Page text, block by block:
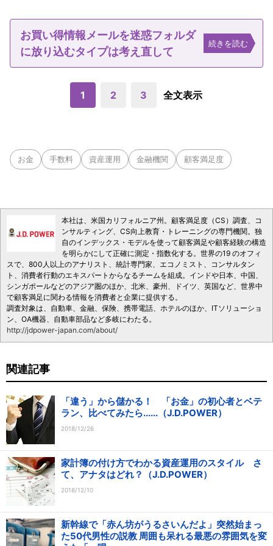
お買い得情報メールを迷惑フォルダ
に放り込むタイプは考え直して
続きを読む
1 2 3 全文表示
お金 手数料 資産運用 金融機関 顧客満足度
本社は、米国カリフォルニア州。顧客満足度（CS）調査、コ
ンサルティング、CS向上教育・トレーニングの専門機関。独
自のインデックス・モデルを使って顧客満足や顧客経験の構造
を明らかにして正確に測定・指数化する。世界の19 のオフィ
スで、800人以上のアナリスト、統計専門家、エコノミスト、コンサルタン
ト、消費者行動のエキスパートからなるチームを組成。インドや日本、中国、
シンガポールなどのアジア圏のほか、北米、豪州、ドイツ、英国など、世界中
で顧客満足に関わる情報を消費者と企業に提供する。
調査対象は、自動車、金融、保険、携帯電話、ホテルのほか、ITソリューショ
ン、OA機器、自動車部品など多岐にわたる。
http://jdpower-japan.com/about/
関連記事
「違う」から儲かる！ 「お金」の初心者とベテ
ラン、比べてみたら......（J.D.POWER）
2018/12/26
家計簿の付け方でわかる資産運用のスタイル さ
て、アナタはどれ？（J.D.POWER）
2018/12/10
新幹線で「赤ん坊がうるさいんだよ」突然始まっ
た50代男性の説教 周囲も呆れる最悪の雰囲気を変